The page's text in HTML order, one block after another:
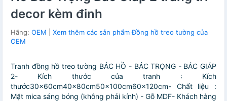
decor kèm đinh
Hãng: OEM
Xem thêm các sản phẩm Đồng hồ treo tường của
OEM
Tranh đồng hồ treo tường BÁC HỒ - BÁC TRỌNG - BÁC GIÁP
2- Kích thước của tranh : Kích
thước30x60cm40x80cm50x100cm60x120cm- Chất liệu :
Mặt mica sáng bóng (không phải kính) - Gỗ MDF- Khách hàng